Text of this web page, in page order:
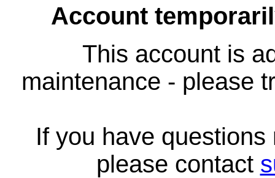
Account
This account is
maintenance - please
If you have
please contact